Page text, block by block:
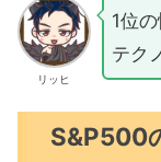
リッヒ
1位
テク
S&P500